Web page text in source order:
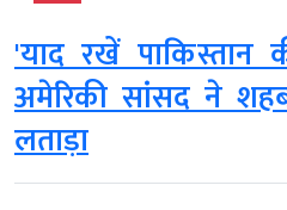
'याद रखें
अमेरिकी सांसद ने
लताड़ा